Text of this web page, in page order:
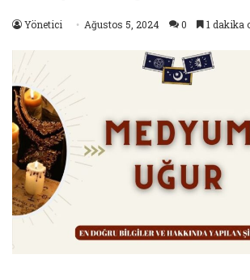
Yönetici Ağustos 5, 2024 0 1 dakika